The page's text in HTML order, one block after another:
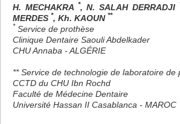
H. MECHAKRA *, N. SALAH DERRADJI
MERDES *, Kh. KAOUN **
* Service de prothèse
Clinique Dentaire Saouli Abdelkader
CHU Annaba - ALGÉRIE
** Service de technologie de laboratoire de
CCTD du CHU Ibn Rochd
Faculté de Médecine Dentaire
Université Hassan II Casablanca - MAROC